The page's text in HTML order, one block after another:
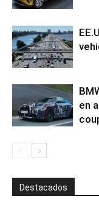
en
Destacados